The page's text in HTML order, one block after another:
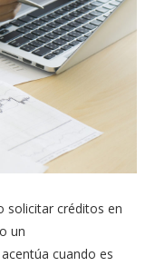
solicitar créditos en
un
cuando es